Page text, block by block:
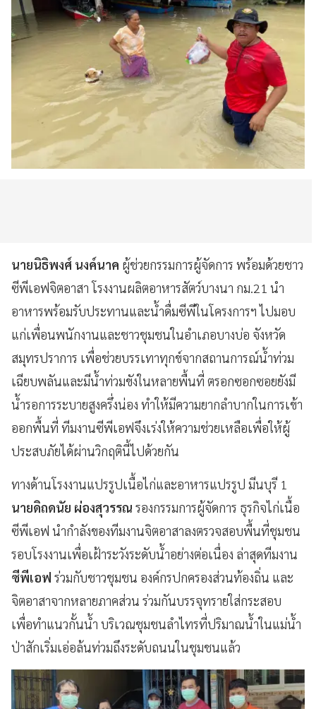
นายนิธิพงศ์ นงค์นาค ผู้ช่วยกรรมการผู้จัดการ พร้อมด้วยชาว
ซีพีเอฟจิตอาสา โรงงานผลิตอาหารสัตว์บางนา กม.21 นำ
อาหารพร้อมรับประทานและน้ำดื่มซีพีในโครงการฯ ไปมอบ
แก่เพื่อนพนักงานและชาวชุมชนในอำเภอบางบ่อ จังหวัด
สมุทรปราการ เพื่อช่วยบรรเทาทุกข์จากสถานการณ์น้ำท่วม
เฉียบพลันและมีน้ำท่วมขังในหลายพื้นที่ ตรอกซอกซอยยังมี
น้ำรอการระบายสูงครึ่งน่อง ทำให้มีความยากลำบากในการเข้า
ออกพื้นที่ ทีมงานซีพีเอฟจึงเร่งให้ความช่วยเหลือเพื่อให้ผู้
ประสบภัยได้ผ่านวิกฤตินี้ไปด้วยกัน
ทางด้านโรงงานแปรรูปเนื้อไก่และอาหารแปรรูป มีนบุรี 1
นายดิถดนัย ผ่องสุวรรณ รองกรรมการผู้จัดการ ธุรกิจไก่เนื้อ
ซีพีเอฟ นำกำลังของทีมงานจิตอาสาลงตรวจสอบพื้นที่ชุมชน
รอบโรงงานเพื่อเฝ้าระวังระดับน้ำอย่างต่อเนื่อง ล่าสุดทีมงาน
ซีพีเอฟ ร่วมกับชาวชุมชน องค์กรปกครองส่วนท้องถิ่น และ
จิตอาสาจากหลายภาคส่วน ร่วมกันบรรจุทรายใส่กระสอบ
เพื่อทำแนวกั้นน้ำ บริเวณชุมชนลำไทรที่ปริมาณน้ำในแม่น้ำ
ป่าสักเริ่มเอ่อล้นท่วมถึงระดับถนนในชุมชนแล้ว